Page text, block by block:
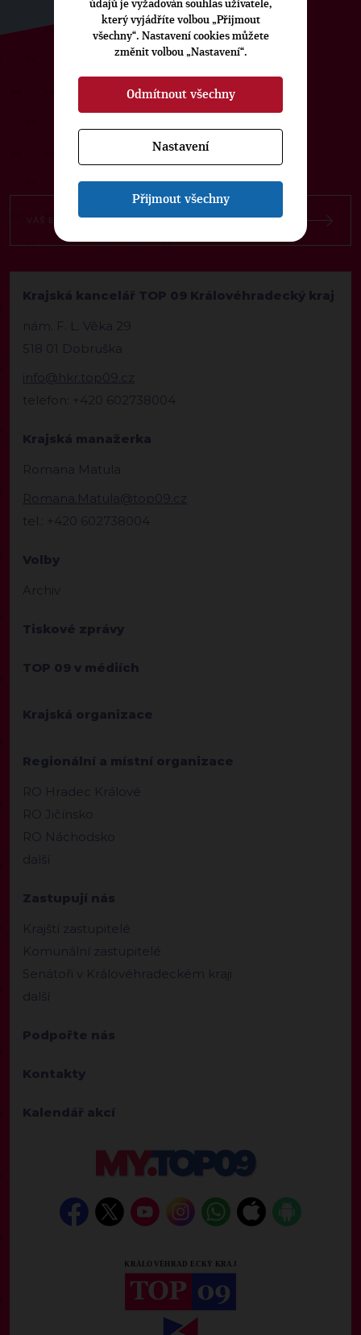
ODEBÍREJTE NÁŠ TOPOVÝ
NEWSLETTER
Krajská kancelář TOP 09 Královéhradecký kraj
nám. F. L. Věka 29
518 01 Dobruška
info@hkr.top09.cz
telefon: +420 602738004
Krajská manažerka
Romana Matula
Romana.Matula@top09.cz
tel.: +420 602738004
Volby
Archiv
Tiskové zprávy
TOP 09 v médiích
Krajská organizace
Regionální a místní organizace
RO Hradec Králové
RO Jičínsko
RO Náchodsko
další
Zastupují nás
Krajští zastupitelé
Komunální zastupitelé
Senátoři v Královéhradeckém kraji
další
Podpořte nás
Kontakty
Kalendář akcí
údajů je vyžadován souhlas uživatele,
který vyjádříte volbou „Přijmout
všechny“. Nastavení cookies můžete
změnit volbou „Nastavení“.
Odmítnout všechny
Nastavení
Přijmout všechny